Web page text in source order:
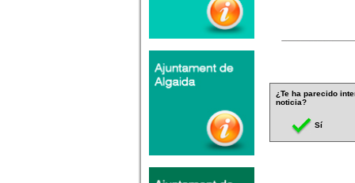
¿Te ha parecido
noticia?
Sí